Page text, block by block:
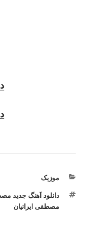
دسته‌ها
موزیک
برچسب‌ها
دانلود آهنگ جدید
مصطفی ایرانیان